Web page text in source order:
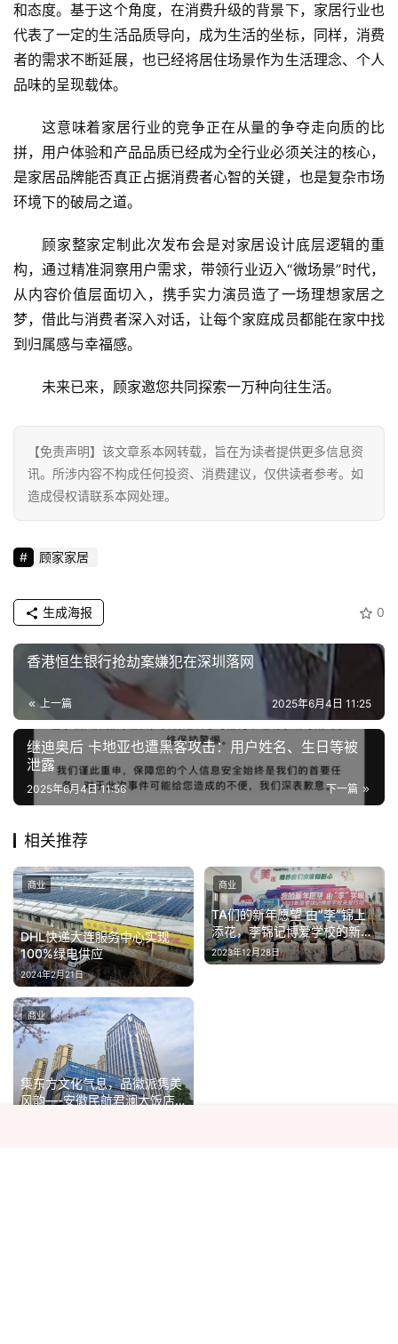
和态度。基于这个角度，在消费升级的背景下，家居行业也
代表了一定的生活品质导向，成为生活的坐标，同样，消费
者的需求不断延展，也已经将居住场景作为生活理念、个人
品味的呈现载体。
这意味着家居行业的竞争正在从量的争夺走向质的比
拼，用户体验和产品品质已经成为全行业必须关注的核心，
是家居品牌能否真正占据消费者心智的关键，也是复杂市场
环境下的破局之道。
顾家整家定制此次发布会是对家居设计底层逻辑的重
构，通过精准洞察用户需求，带领行业迈入“微场景”时代，
从内容价值层面切入，携手实力演员造了一场理想家居之
梦，借此与消费者深入对话，让每个家庭成员都能在家中找
到归属感与幸福感。
未来已来，顾家邀您共同探索一万种向往生活。
【免责声明】该文章系本网转载，旨在为读者提供更多信息资
讯。所涉内容不构成任何投资、消费建议，仅供读者参考。如
造成侵权请联系本网处理。
顾家家居
0
生成海报
香港恒生银行抢劫案嫌犯在深圳落网
上一篇 2025年6月4日 11:25
继迪奥后 卡地亚也遭黑客攻击：用户姓名、生日等被
泄露
下一篇
2025年6月4日 11:56
相关推荐
DHL快递大连服务中心实现
100%绿电供应
2024年2月21日
商业
TA们的新年愿望 由”李”锦上
添花，李锦记博爱学校的新年
礼物即将送达
2023年12月28日
商业
集东方文化气息，品徽派隽美
风韵—-安徽民航君澜大饭店
商业